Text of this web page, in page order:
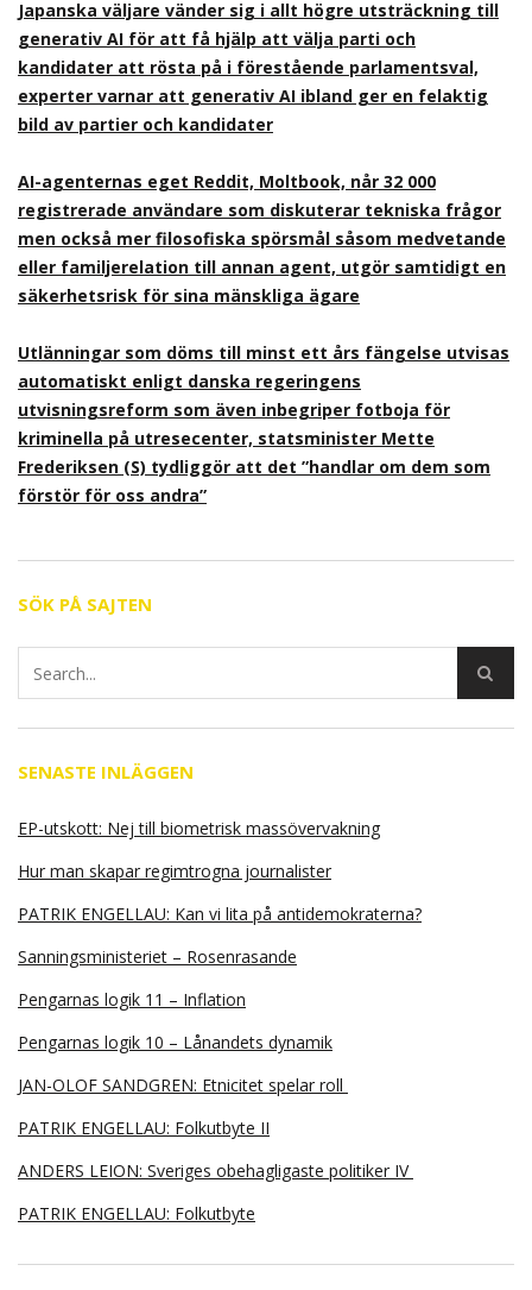
Japanska väljare vänder sig i allt högre utsträckning till
generativ AI för att få hjälp att välja parti och
kandidater att rösta på i förestående parlamentsval,
experter varnar att generativ AI ibland ger en felaktig
bild av partier och kandidater
AI-agenternas eget Reddit, Moltbook, når 32 000
registrerade användare som diskuterar tekniska frågor
men också mer filosofiska spörsmål såsom medvetande
eller familjerelation till annan agent, utgör samtidigt en
säkerhetsrisk för sina mänskliga ägare
Utlänningar som döms till minst ett års fängelse utvisas
automatiskt enligt danska regeringens
utvisningsreform som även inbegriper fotboja för
kriminella på utresecenter, statsminister Mette
Frederiksen (S) tydliggör att det ”handlar om dem som
förstör för oss andra”
SÖK PÅ SAJTEN
SENASTE INLÄGGEN
EP-utskott: Nej till biometrisk massövervakning
Hur man skapar regimtrogna journalister
PATRIK ENGELLAU: Kan vi lita på antidemokraterna?
Sanningsministeriet – Rosenrasande
Pengarnas logik 11 – Inflation
Pengarnas logik 10 – Lånandets dynamik
JAN-OLOF SANDGREN: Etnicitet spelar roll
PATRIK ENGELLAU: Folkutbyte II
ANDERS LEION: Sveriges obehagligaste politiker IV
PATRIK ENGELLAU: Folkutbyte